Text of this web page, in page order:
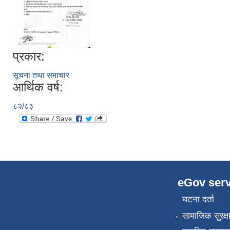
प्रकार:
सूचना तथा समाचार
आर्थिक वर्ष:
८२/८३
eGov
घटना दर्ता
सामाजिक सुरक्षा